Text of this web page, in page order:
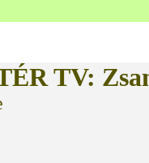
TV: